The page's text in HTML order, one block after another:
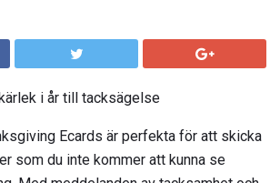
i år till tacksägelse
Ecards är perfekta för att skicka
som du inte kommer att kunna se